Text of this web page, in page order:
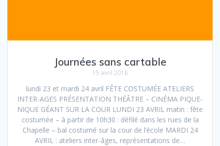
Journées sans cartable
15 avril 2018
lundi 23 et mardi 24 avril FÊTE COSTUMÉE ATELIERS
INTER-AGES PRÉSENTATION THÉÂTRE – CINÉMA PIQUE-
NIQUE GÉANT SUR LA COUR LUNDI 23 AVRIL matin : fête
costumée – à partir de 10h30 : défilé dans les rues de la
Chapelle – bal costumé sur la cour de l’école MARDI 24
AVRIL : ateliers inter-âges, représentations de…